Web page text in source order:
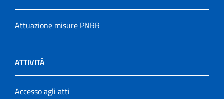
Attuazione misure PNRR
ATTIVITÀ
Accesso agli atti